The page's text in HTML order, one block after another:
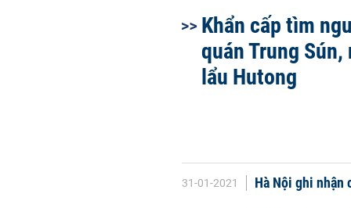
Khẩn cấp tìm
quán Trung Sún,
lẩu Hutong
31-01-2021 Hà Nội ghi nhận